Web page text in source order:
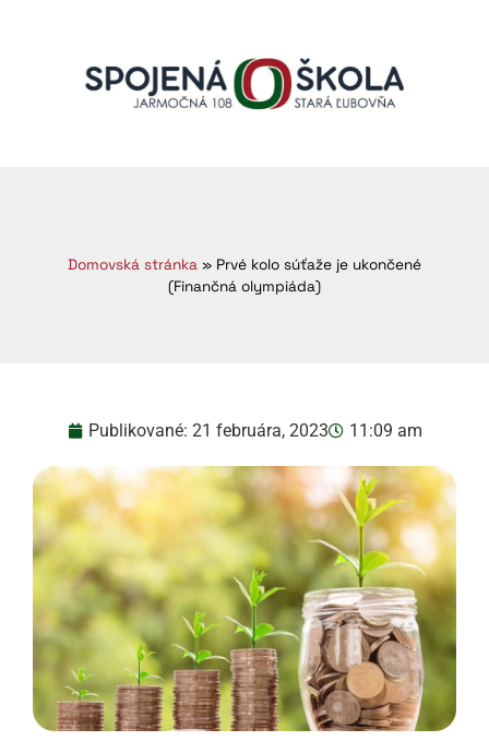
Domovská stránka » Prvé kolo súťaže je ukončené
(Finančná olympiáda)
Publikované: 21 februára, 2023 11:09 am